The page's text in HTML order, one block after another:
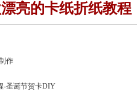
漂亮的卡纸折纸教程
作
-圣诞节贺卡DIY